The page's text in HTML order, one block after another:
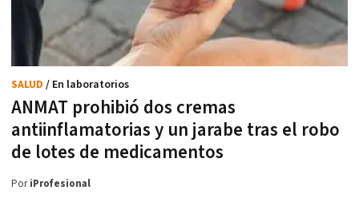
ANMAT prohibió dos cremas
antiinflamatorias y un jarabe tras el robo
de lotes de medicamentos
SALUD / En laboratorios
PoriProfesional